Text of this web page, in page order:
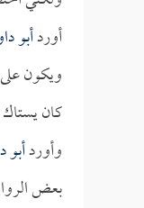
أوردأبو
ويكون
كان
وأوردأبو
بعض